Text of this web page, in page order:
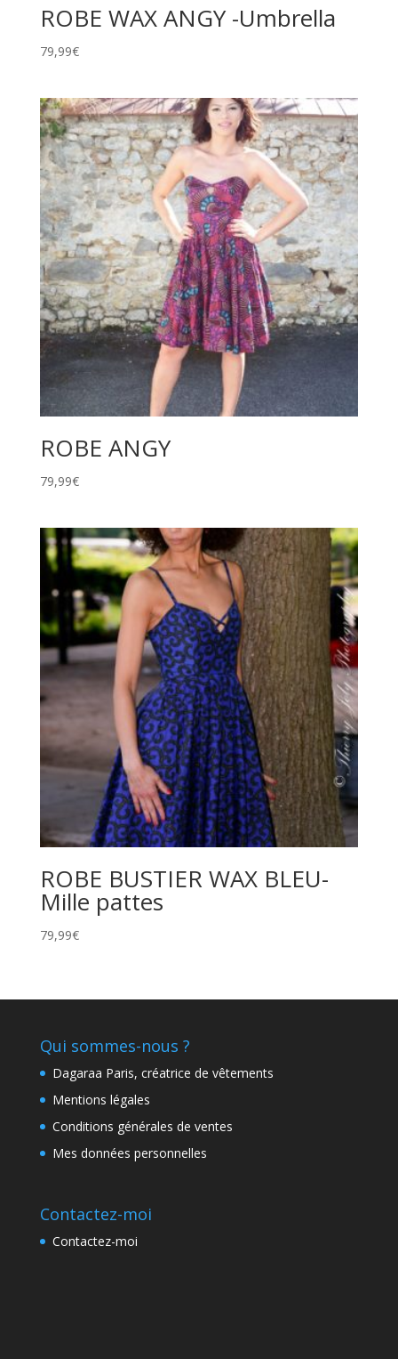
ROBE WAX ANGY -Umbrella
79,99€
ROBE ANGY
79,99€
ROBE BUSTIER WAX BLEU-
Mille pattes
79,99€
Qui sommes-nous ?
Dagaraa Paris, créatrice de vêtements
Mentions légales
Conditions générales de ventes
Mes données personnelles
Contactez-moi
Contactez-moi